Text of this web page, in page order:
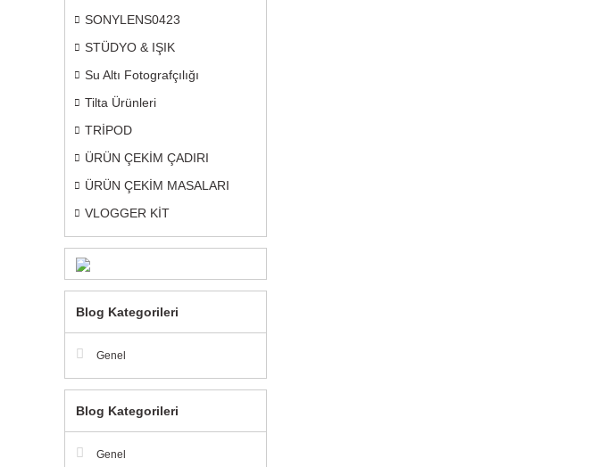
SONYLENS0423
STÜDYO & IŞIK
Su Altı Fotografçılığı
Tilta Ürünleri
TRİPOD
ÜRÜN ÇEKİM ÇADIRI
ÜRÜN ÇEKİM MASALARI
VLOGGER KİT
Blog Kategorileri
Genel
Blog Kategorileri
Genel